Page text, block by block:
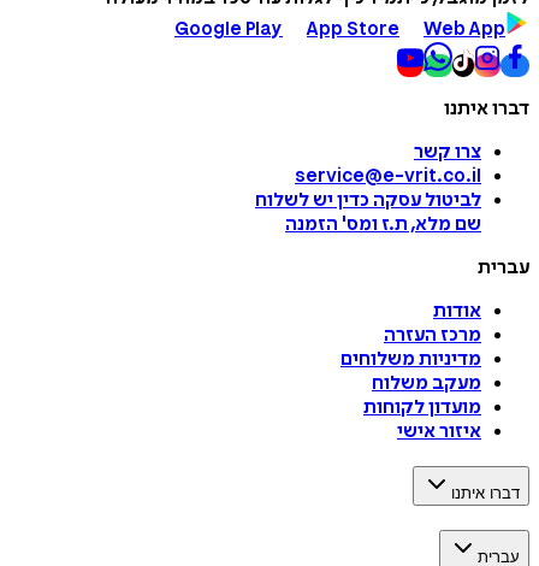
Google Play
App Store Web App
דברו איתנו
צרו קשר
service@e-vrit.co.il
לביטול עסקה כדין יש לשלוח
שם מלא, ת.ז ומס' הזמנה
עברית
אודות
מרכז העזרה
מדיניות משלוחים
מעקב משלוח
מועדון לקוחות
איזור אישי
דברו איתנו
עברית